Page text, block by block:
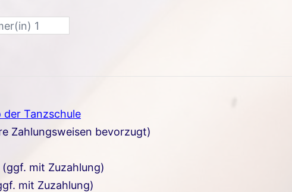
der Tanzschule
Zahlungsweisen bevorzugt)
mit Zuzahlung)
mit Zuzahlung)